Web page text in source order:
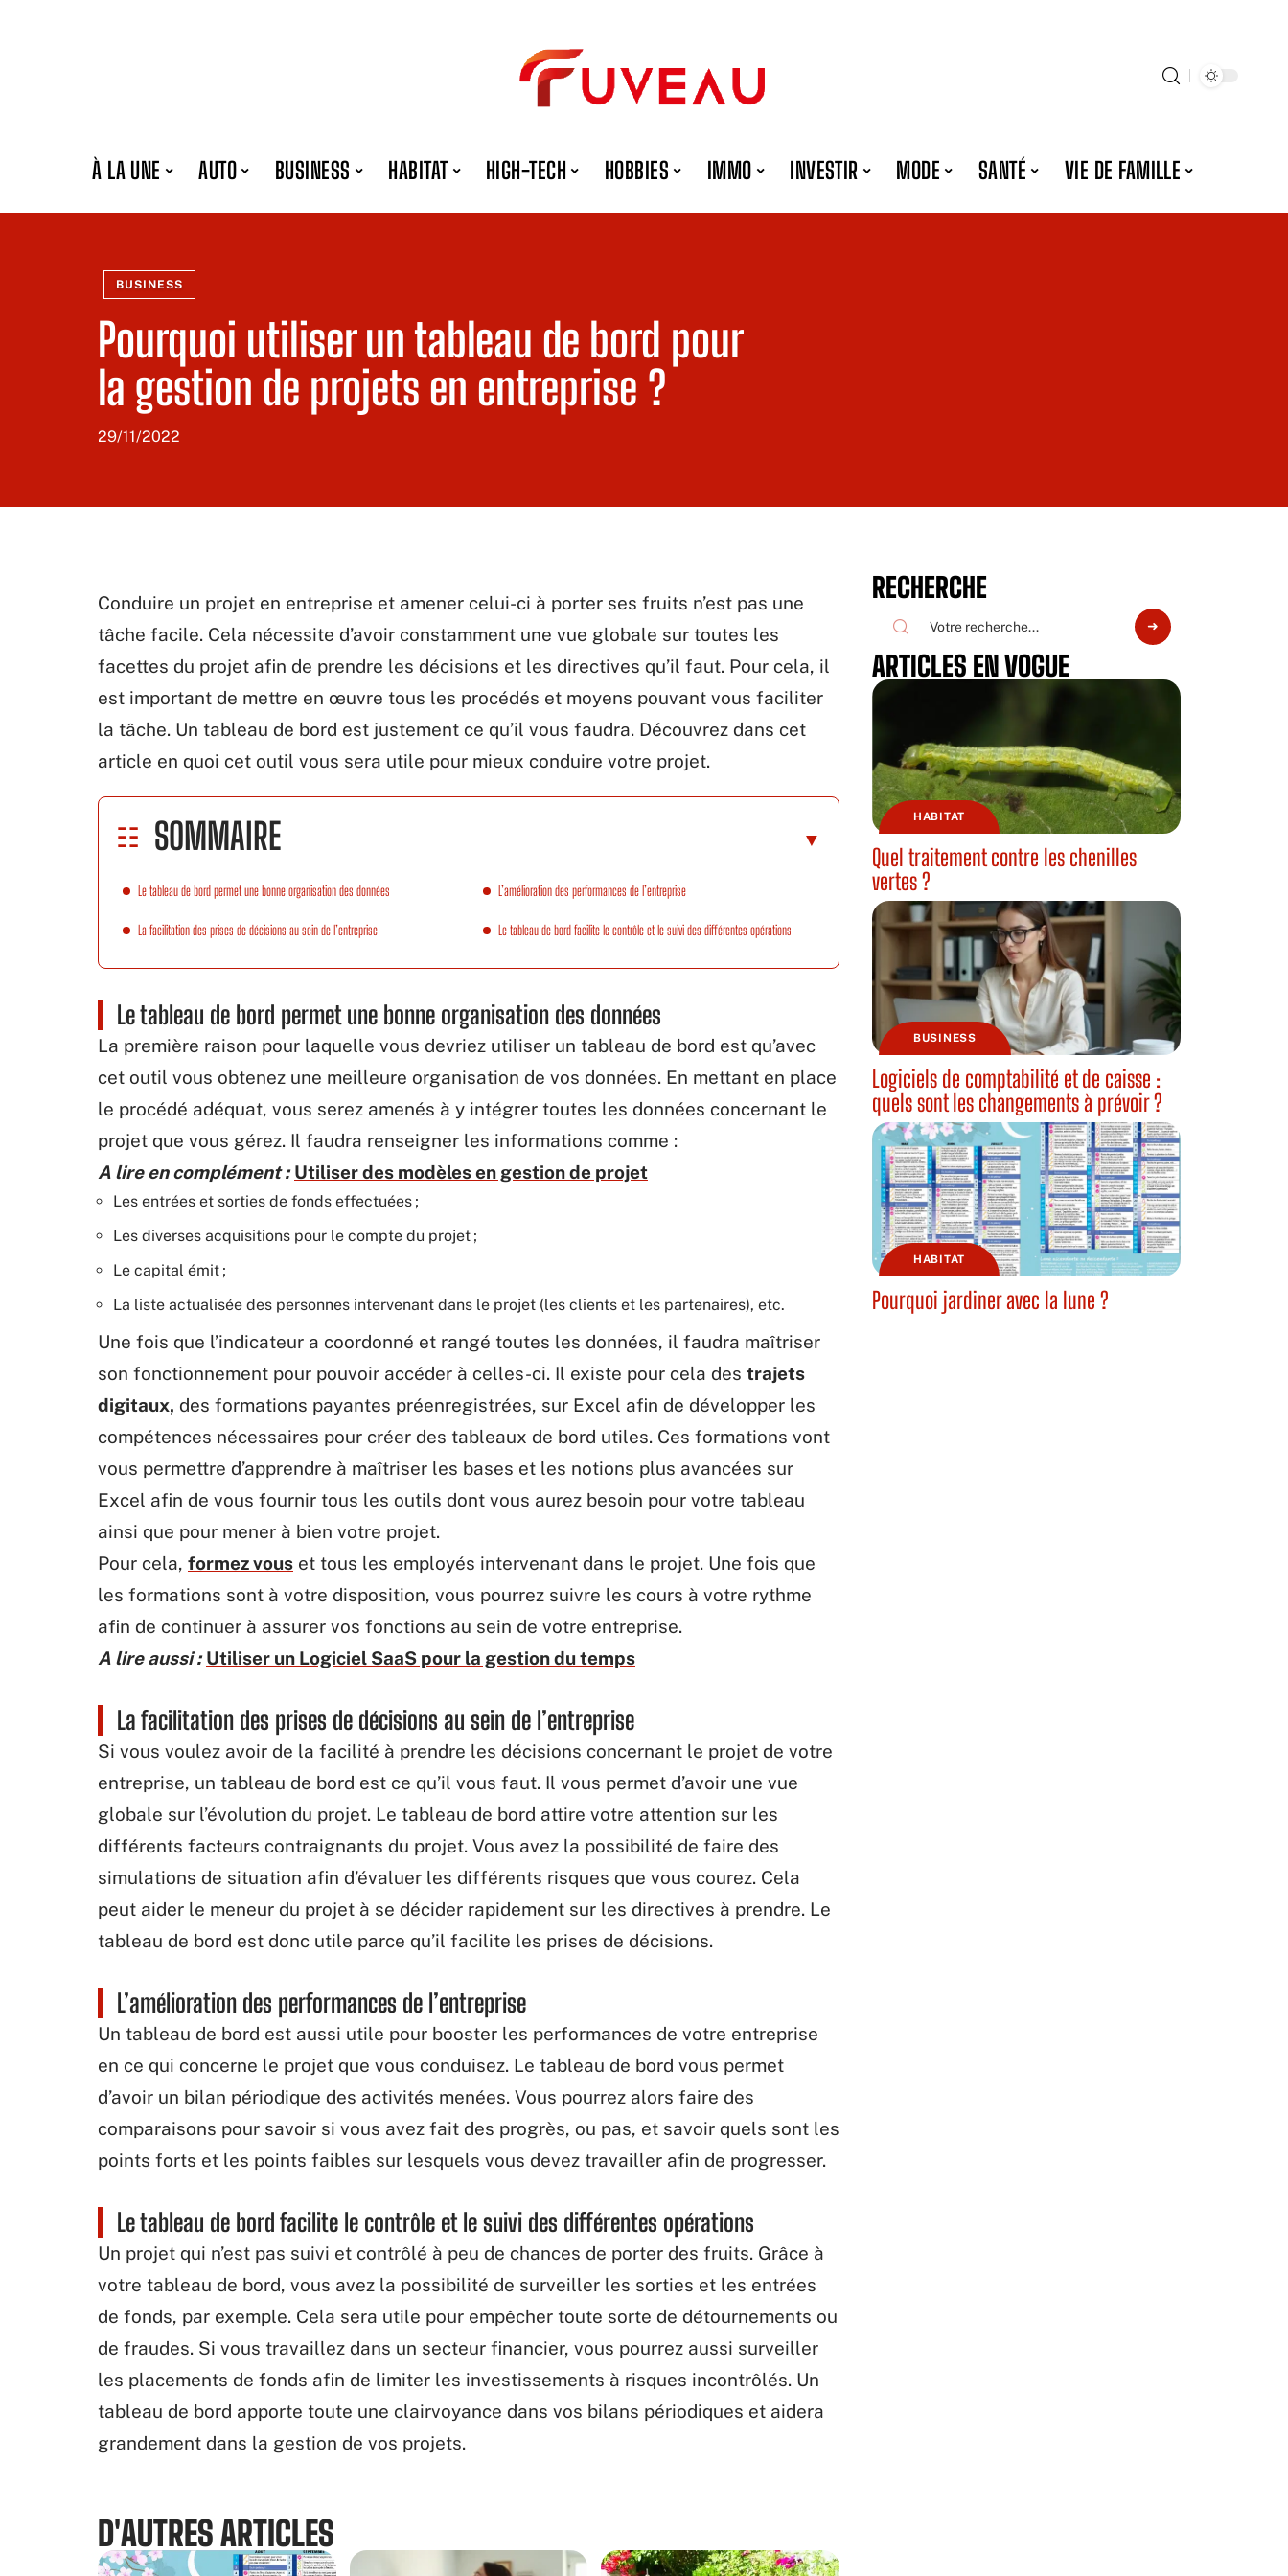
À LA UNE AUTO BUSINESS HABITAT HIGH-TECH HOBBIES IMMO INVESTIR MODE SANTÉ VIE DE FAMILLE
BUSINESS
Pourquoi utiliser un tableau de bord pour
la gestion de projets en entreprise ?
29/11/2022
Conduire un projet en entreprise et amener celui-ci à porter ses fruits n’est pas une
tâche facile. Cela nécessite d’avoir constamment une vue globale sur toutes les
facettes du projet afin de prendre les décisions et les directives qu’il faut. Pour cela, il
est important de mettre en œuvre tous les procédés et moyens pouvant vous faciliter
la tâche. Un tableau de bord est justement ce qu’il vous faudra. Découvrez dans cet
article en quoi cet outil vous sera utile pour mieux conduire votre projet.
SOMMAIRE
Le tableau de bord permet une bonne organisation des données
La facilitation des prises de décisions au sein de l’entreprise
L’amélioration des performances de l’entreprise
Le tableau de bord facilite le contrôle et le suivi des différentes opérations
Le tableau de bord permet une bonne organisation des données
La première raison pour laquelle vous devriez utiliser un tableau de bord est qu’avec
cet outil vous obtenez une meilleure organisation de vos données. En mettant en place
le procédé adéquat, vous serez amenés à y intégrer toutes les données concernant le
projet que vous gérez. Il faudra renseigner les informations comme :
A lire en complément : Utiliser des modèles en gestion de projet
Les entrées et sorties de fonds effectuées ;
Les diverses acquisitions pour le compte du projet ;
Le capital émit ;
La liste actualisée des personnes intervenant dans le projet (les clients et les partenaires), etc.
Une fois que l’indicateur a coordonné et rangé toutes les données, il faudra maîtriser
son fonctionnement pour pouvoir accéder à celles-ci. Il existe pour cela des trajets
digitaux, des formations payantes préenregistrées, sur Excel afin de développer les
compétences nécessaires pour créer des tableaux de bord utiles. Ces formations vont
vous permettre d’apprendre à maîtriser les bases et les notions plus avancées sur
Excel afin de vous fournir tous les outils dont vous aurez besoin pour votre tableau
ainsi que pour mener à bien votre projet.
Pour cela, formez vous et tous les employés intervenant dans le projet. Une fois que
les formations sont à votre disposition, vous pourrez suivre les cours à votre rythme
afin de continuer à assurer vos fonctions au sein de votre entreprise.
A lire aussi : Utiliser un Logiciel SaaS pour la gestion du temps
La facilitation des prises de décisions au sein de l’entreprise
Si vous voulez avoir de la facilité à prendre les décisions concernant le projet de votre
entreprise, un tableau de bord est ce qu’il vous faut. Il vous permet d’avoir une vue
globale sur l’évolution du projet. Le tableau de bord attire votre attention sur les
différents facteurs contraignants du projet. Vous avez la possibilité de faire des
simulations de situation afin d’évaluer les différents risques que vous courez. Cela
peut aider le meneur du projet à se décider rapidement sur les directives à prendre. Le
tableau de bord est donc utile parce qu’il facilite les prises de décisions.
L’amélioration des performances de l’entreprise
Un tableau de bord est aussi utile pour booster les performances de votre entreprise
en ce qui concerne le projet que vous conduisez. Le tableau de bord vous permet
d’avoir un bilan périodique des activités menées. Vous pourrez alors faire des
comparaisons pour savoir si vous avez fait des progrès, ou pas, et savoir quels sont les
points forts et les points faibles sur lesquels vous devez travailler afin de progresser.
Le tableau de bord facilite le contrôle et le suivi des différentes opérations
Un projet qui n’est pas suivi et contrôlé à peu de chances de porter des fruits. Grâce à
votre tableau de bord, vous avez la possibilité de surveiller les sorties et les entrées
de fonds, par exemple. Cela sera utile pour empêcher toute sorte de détournements ou
de fraudes. Si vous travaillez dans un secteur financier, vous pourrez aussi surveiller
les placements de fonds afin de limiter les investissements à risques incontrôlés. Un
tableau de bord apporte toute une clairvoyance dans vos bilans périodiques et aidera
grandement dans la gestion de vos projets.
D'AUTRES ARTICLES
RECHERCHE
ARTICLES EN VOGUE
HABITAT
Quel traitement contre les chenilles
vertes ?
BUSINESS
Logiciels de comptabilité et de caisse :
quels sont les changements à prévoir ?
HABITAT
Pourquoi jardiner avec la lune ?